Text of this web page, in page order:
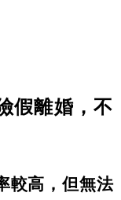
假離婚，不
較高，但無法